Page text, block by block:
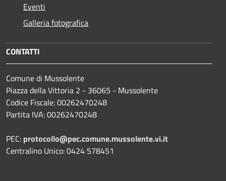
Eventi
Galleria fotografica
CONTATTI
Comune di Mussolente
Piazza della Vittoria 2 - 36065 - Mussolente
Codice Fiscale: 00262470248
Partita IVA: 00262470248
PEC: protocollo@pec.comune.mussolente.vi.it
Centralino Unico: 0424 578451